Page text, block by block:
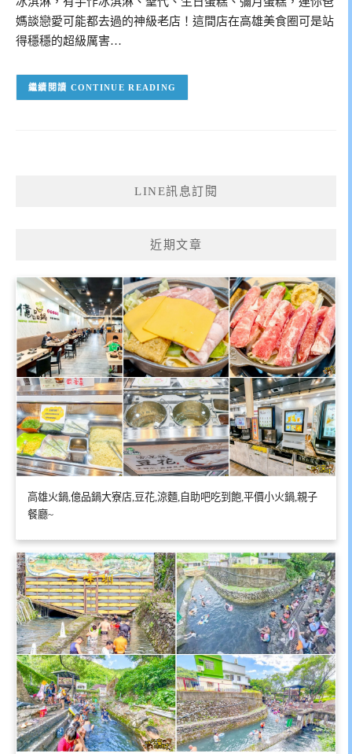
媽談戀愛可能都去過的神級老店！這間店在高雄美食圈可是站
得穩穩的超級厲害…
CONTINUE READING
LINE訊息訂閱
近期文章
高雄火鍋,億品鍋大寮店,豆花,涼麵,自助吧吃到飽,平價小火鍋,親子
餐廳~